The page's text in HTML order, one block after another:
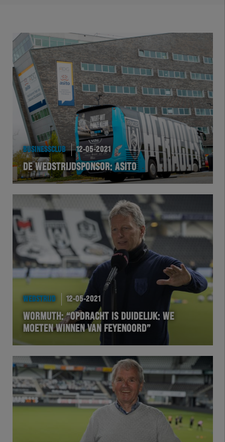
VVVHER
TELHER
HERVOL
HEREXC
EXCHER
VOLHER
Natuurgras
Wedstrijd
Heracles
BusinessClub
Herakids
Team Zwart Wit
BUSINESSCLUB 12-05-2021
DE WEDSTRIJDSPONSOR: ASITO
WEDSTRIJD 12-05-2021
WORMUTH: “OPDRACHT IS DUIDELIJK: WE
MOETEN WINNEN VAN FEYENOORD”